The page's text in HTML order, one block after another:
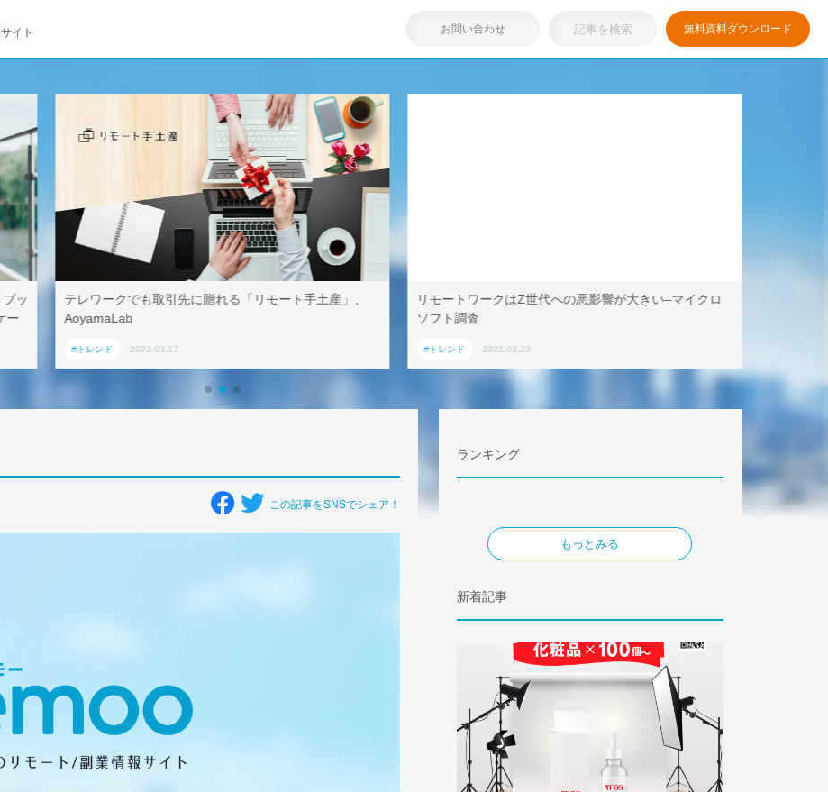
イト お問い合わせ 無料資料ダウンロード
る「リモート手土産」、
リモートワークはZ世代への悪影響が大きい–マイクロ
浸透しつつある「リモートワーク」を存分に活
この記事をSNSでシェア！
ランキング
もっとみる
新着記事